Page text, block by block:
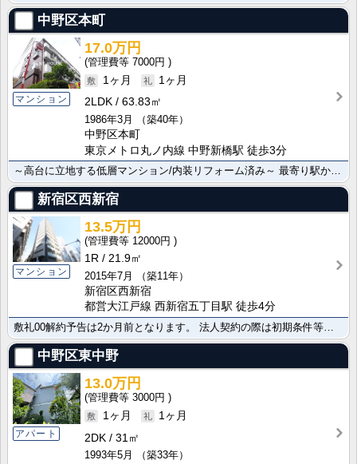
中野区本町
マンション
17.0万円
7000円
1ヶ月
1ヶ月
2LDK
63.83㎡
1986年3月
（築40年）
中野区本町
東京メトロ丸ノ内線 中野新橋駅 徒歩3分
～高台に立地する低層マンション/内装リフォーム済み～ 最寄り駅から徒歩2分、商店街を通って帰宅でき･･･
新宿区西新宿
マンション
13.5万円
12000円
1R
21.9㎡
2015年7月
（築11年）
新宿区西新宿
都営大江戸線 西新宿五丁目駅 徒歩4分
敷礼00解約予告は2か月前となります。 法人契約の際は初期条件等ご相談可能です！
中野区東中野
アパート
13.0万円
3000円
1ヶ月
1ヶ月
2DK
31㎡
1993年5月
（築33年）